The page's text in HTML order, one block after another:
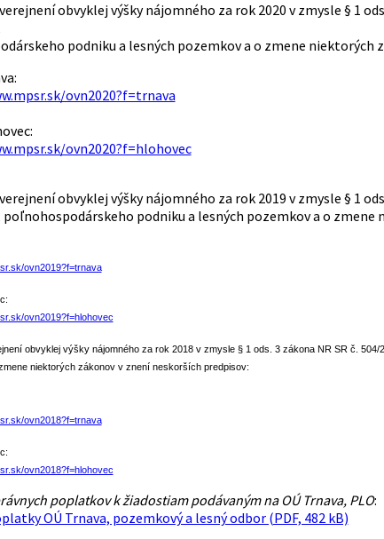
obvyklej výšky nájomného za rok 2020 v zmysle § 1
podniku a lesných pozemkov a o zmene niektorých
ovn2020?f=trnava
ovn2020?f=hlohovec
obvyklej výšky nájomného za rok 2019 v zmysle § 1
poľnohospodárskeho podniku a lesných pozemkov a o
ovn2019?f=trnava
ovn2019?f=hlohovec
obvyklej výšky nájomného za rok 2018 v zmysle § 1 ods. 3 zákona NR SR č.
niektorých zákonov v znení neskorších predpisov:
ovn2018?f=trnava
ovn2018?f=hlohovec
poplatkov k žiadostiam podávaným na OÚ Trnava, PLO:
OÚ Trnava, pozemkový a lesný odbor (PDF, 482 kB)